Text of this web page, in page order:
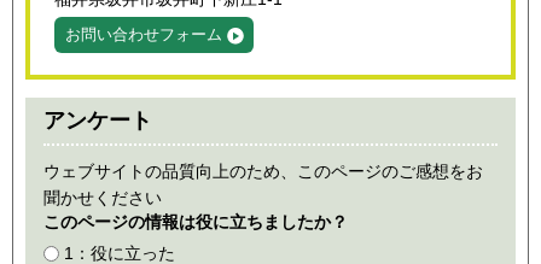
お問い合わせフォーム
アンケート
ウェブサイトの品質向上のため、このページのご感想をお
聞かせください
このページの情報は役に立ちましたか？
1：役に立った